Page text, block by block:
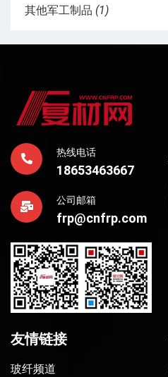
其他军工制品 (1)
热线电话
18653463667
公司邮箱
frp@cnfrp.com
友情链接
玻纤频道